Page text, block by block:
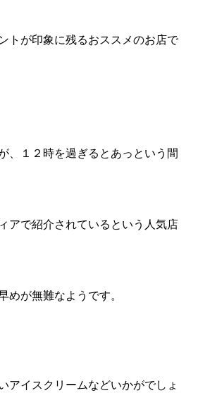
トが印象に残るおススメのお店で
、１２時を過ぎるとあっという間
アで紹介されているという人気店
めが無難なようです。
アイスクリームなどいかがでしょ